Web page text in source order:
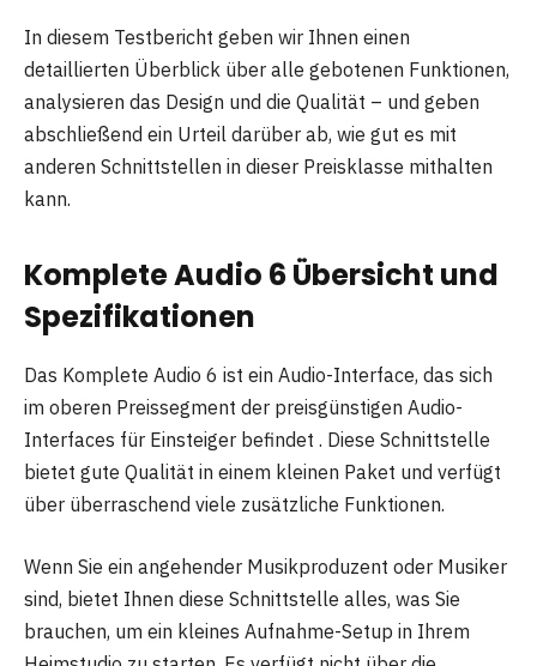
In diesem Testbericht geben wir Ihnen einen
detaillierten Überblick über alle gebotenen Funktionen,
analysieren das Design und die Qualität – und geben
abschließend ein Urteil darüber ab, wie gut es mit
anderen Schnittstellen in dieser Preisklasse mithalten
kann.
Komplete Audio 6 Übersicht und
Spezifikationen
Das Komplete Audio 6 ist ein Audio-Interface, das sich
im oberen Preissegment der preisgünstigen Audio-
Interfaces für Einsteiger befindet . Diese Schnittstelle
bietet gute Qualität in einem kleinen Paket und verfügt
über überraschend viele zusätzliche Funktionen.
Wenn Sie ein angehender Musikproduzent oder Musiker
sind, bietet Ihnen diese Schnittstelle alles, was Sie
brauchen, um ein kleines Aufnahme-Setup in Ihrem